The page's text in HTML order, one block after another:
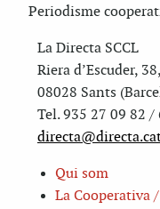
Periodisme
La Directa SCCL
Riera d’Escuder,
08028 Sants
Tel. 935 27 09 82 /
Qui som
La Cooperativa